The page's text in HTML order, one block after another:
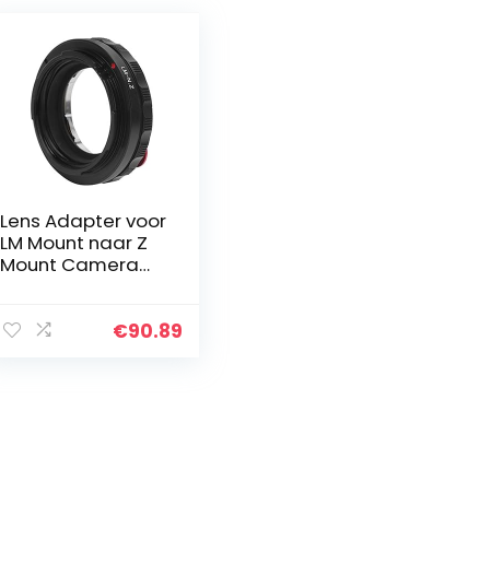
Lens Adapter voor
LM Mount naar Z
Mount Camera
Adapter
€90.89